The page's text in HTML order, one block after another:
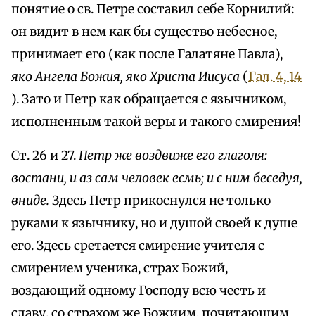
понятие о св. Петре составил себе Корнилий:
он видит в нем как бы существо небесное,
принимает его (как после Галатяне Павла),
яко Ангела Божия, яко Христа Иисуса (Гал. 4, 14
). Зато и Петр как обращается с язычником,
исполненным такой веры и такого смирения!
Ст. 26 и 27.Петр же воздвиже его глаголя:
востани, и аз сам человек есмь; и с ним беседуя,
вниде. Здесь Петр прикоснулся не только
руками к язычнику, но и душой своей к душе
его. Здесь сретается смирение учителя с
смирением ученика, страх Божий,
воздающий одному Господу всю честь и